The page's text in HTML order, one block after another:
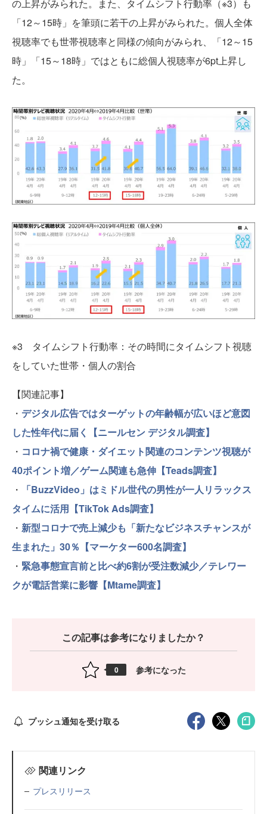
の上昇がみられた。また、タイムシフト行動率（※3）も
「12～15時」を筆頭に若干の上昇がみられた。個人全体
視聴率でも世帯視聴率と同様の傾向がみられ、「12～15
時」「15～18時」ではともに総個人視聴率が6pt上昇し
た。
※3 タイムシフト行動率：その時間にタイムシフト視聴
をしていた世帯・個人の割合
【関連記事】
・ デジタル広告ではターゲットの年齢幅が広いほど意図
した性年代に届く【ニールセン デジタル調査】
・ コロナ禍で健康・ダイエット関連のコンテンツ視聴が
40ポイント増／ゲーム関連も急伸【Teads調査】
・
「BuzzVideo」はミドル世代の男性が一人リラックス
タイムに活用【TikTok Ads調査】
・ 新型コロナで売上減少も「新たなビジネスチャンスが
生まれた」30％【マーケター600名調査】
・ 緊急事態宣言前と比べ約6割が受注数減少／テレワー
クが電話営業に影響【Mtame調査】
この記事は参考になりましたか？
0 参考になった
プッシュ通知を受け取る
関連リンク
プレスリリース